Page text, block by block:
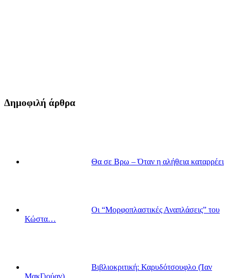
Δημοφιλή άρθρα
Θα σε Βρω – Όταν η αλήθεια καταρρέει
Οι “Μορφοπλαστικές Αναπλάσεις” του
Κώστα…
Βιβλιοκριτική: Καρυδότσουφλο (Ίαν
ΜακΓιούαν)